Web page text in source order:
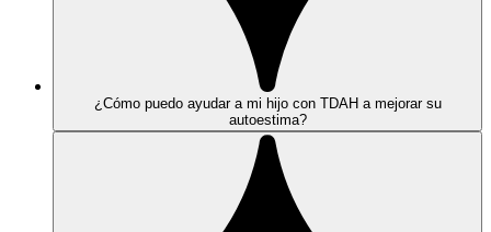
¿Cómo puedo ayudar a mi hijo con TDAH a mejorar su
autoestima?